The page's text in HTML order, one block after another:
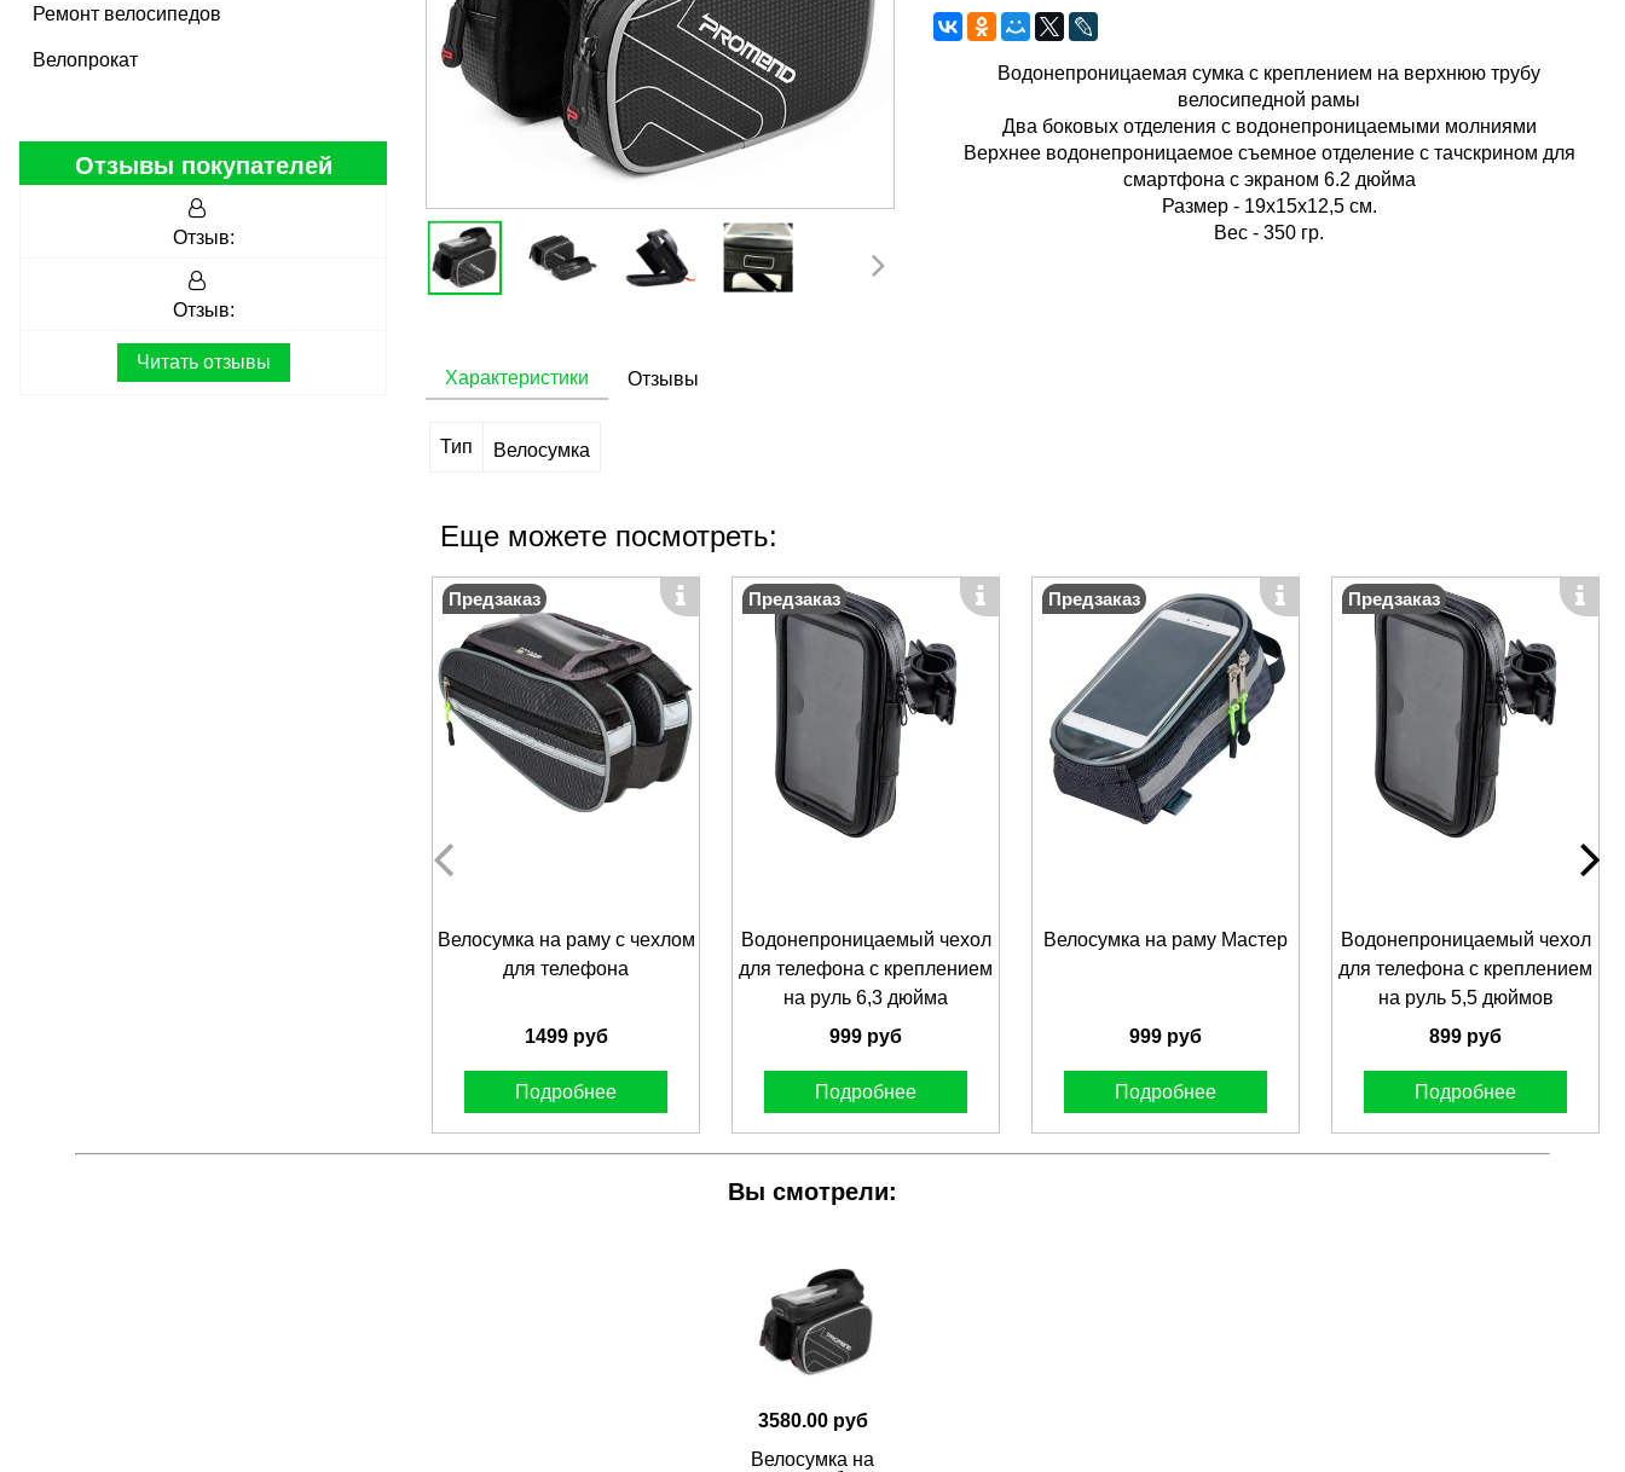
Ремонт велосипедов
Велопрокат
Отзывы покупателей
Отзыв:
Отзыв:
Читать отзывы
Водонепроницаемая сумка с креплением на верхнюю трубу
велосипедной рамы
Два боковых отделения с водонепроницаемыми молниями
Верхнее водонепроницаемое съемное отделение с тачскрином для
смартфона с экраном 6.2 дюйма
Размер - 19х15х12,5 см.
Вес - 350 гр.
Характеристики
Тип Велосумка
Отзывы
Еще можете посмотреть:
Предзаказ
Велосумка на раму с чехлом
для телефона
1499 руб
Подробнее
Предзаказ
Водонепроницаемый чехол
для телефона с креплением
на руль 6,3 дюйма
999 руб
Подробнее
Предзаказ
Велосумка на раму Мастер
999 руб
Подробнее
Предзаказ
Водонепроницаемый чехол
для телефона с креплением
на руль 5,5 дюймов
899 руб
Подробнее
Вы смотрели:
3580.00 руб
Велосумка на